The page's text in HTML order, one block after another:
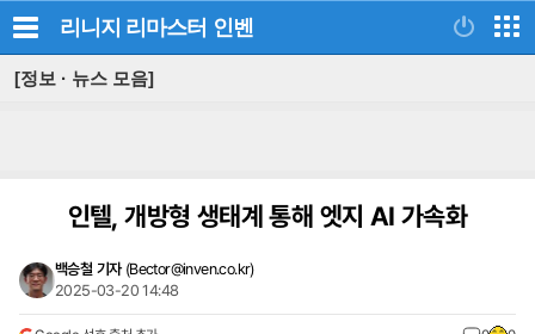
리니지 리마스터 인벤
[정보 · 뉴스 모음]
인텔, 개방형 생태계 통해 엣지 AI 가속화
백승철 기자 (Bector@inven.co.kr)
2025-03-20 14:48